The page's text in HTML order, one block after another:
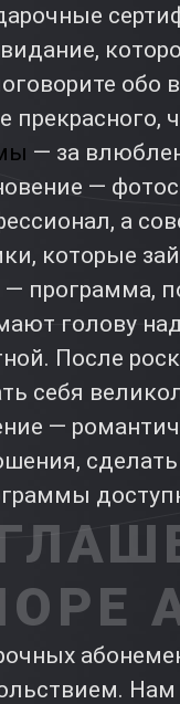
обо
— за
—
а
которые
программа,
голову
После
себя
—
Нам